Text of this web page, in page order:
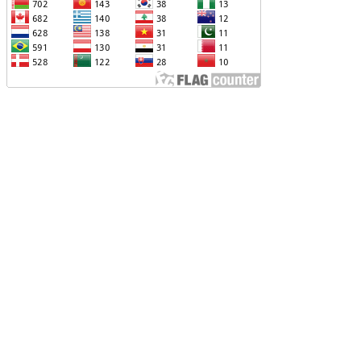
Է ՃԱՆԱՉՎԵԼ
ԻԼՀԱՄ ԱԼԻԵՎԸ ՇՆՈՐՀԱՎՈՐԵԼ Է
ՄԱԼԴԻՎՑԻ ԳՈՐԾԸՆԿԵՐ ՄՈՀԱՄՄԵԴ